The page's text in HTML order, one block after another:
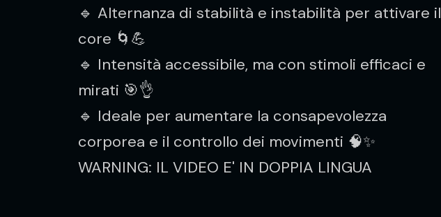
🔹 Alternanza di stabilità e instabilità per attivare il
core 🌀💪
🔹 Intensità accessibile, ma con stimoli efficaci e
mirati 🎯👌
🔹 Ideale per aumentare la consapevolezza
corporea e il controllo dei movimenti 🧠✨
WARNING: IL VIDEO E' IN DOPPIA LINGUA